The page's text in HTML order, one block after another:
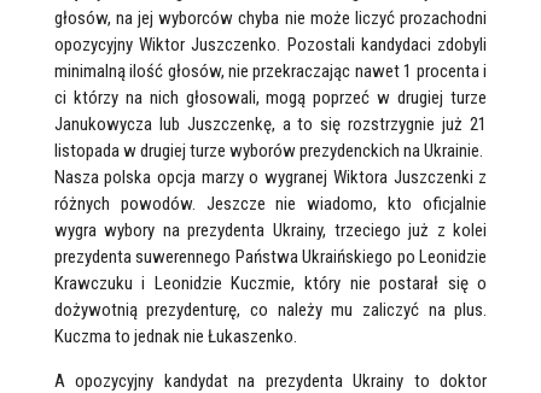
głosów, na jej wyborców chyba nie może liczyć prozachodni
opozycyjny Wiktor Juszczenko. Pozostali kandydaci zdobyli
minimalną ilość głosów, nie przekraczając nawet 1 procenta i
ci którzy na nich głosowali, mogą poprzeć w drugiej turze
Janukowycza lub Juszczenkę, a to się rozstrzygnie już 21
listopada w drugiej turze wyborów prezydenckich na Ukrainie.
Nasza polska opcja marzy o wygranej Wiktora Juszczenki z
różnych powodów. Jeszcze nie wiadomo, kto oficjalnie
wygra wybory na prezydenta Ukrainy, trzeciego już z kolei
prezydenta suwerennego Państwa Ukraińskiego po Leonidzie
Krawczuku i Leonidzie Kuczmie, który nie postarał się o
dożywotnią prezydenturę, co należy mu zaliczyć na plus.
Kuczma to jednak nie Łukaszenko.
A opozycyjny kandydat na prezydenta Ukrainy to doktor